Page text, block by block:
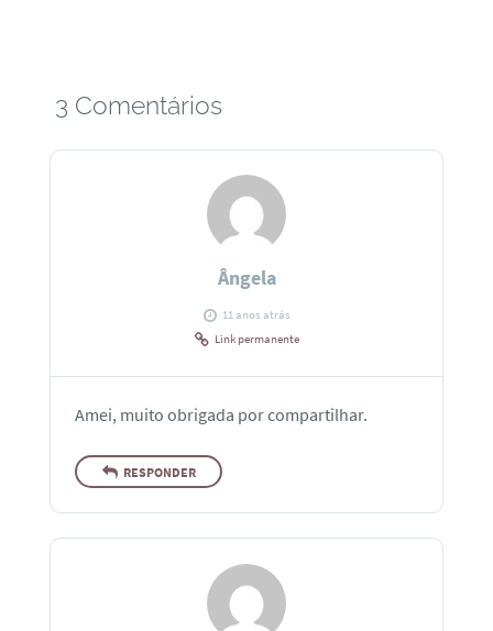
3 Comentários
Ângela
11 anos atrás
Link permanente
Amei, muito obrigada por compartilhar.
RESPONDER